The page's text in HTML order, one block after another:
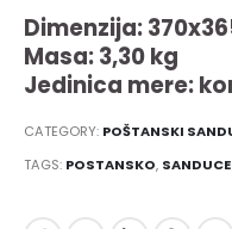
Dimenzija:
Masa: 3,30 kg
Jedinica mere:
CATEGORY: POŠTANSKI
TAGS: POSTANSKO, SANDUCE